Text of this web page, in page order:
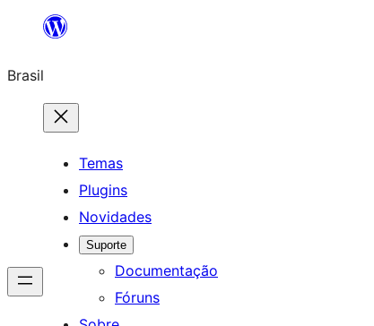
o
conteúdo
Brasil
Temas
Plugins
Novidades
Suporte
Documentação
Fóruns